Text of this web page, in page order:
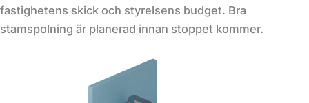
fastighetens skick och styrelsens budget. Bra
stamspolning är planerad innan stoppet kommer.